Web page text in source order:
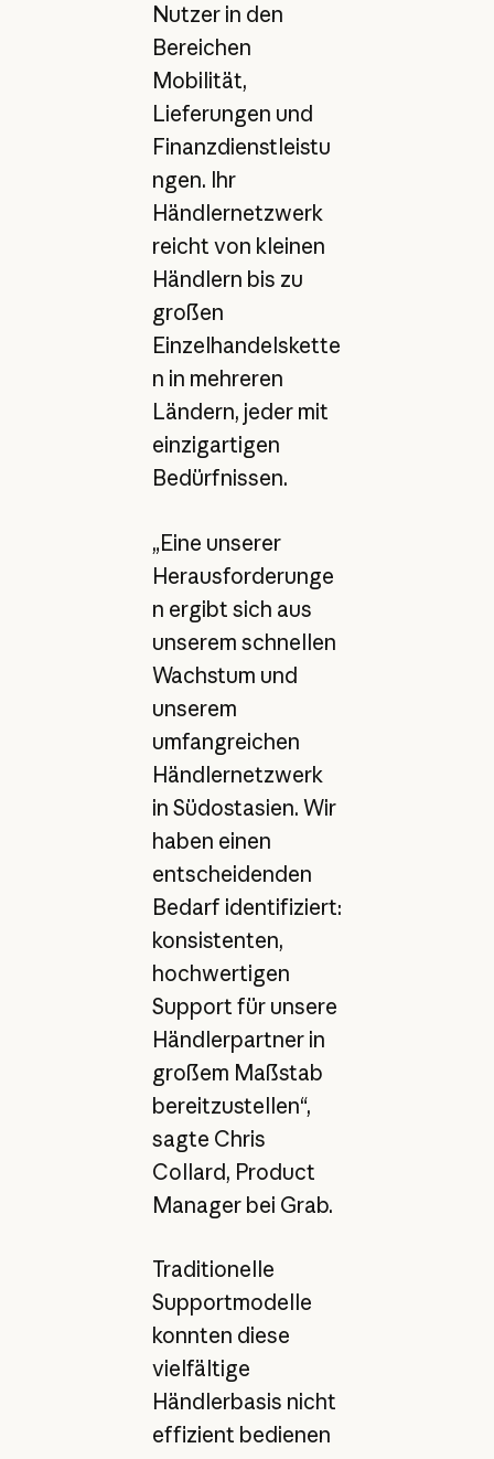
Nutzer in den
Bereichen
Mobilität,
Lieferungen und
Finanzdienstleistu
ngen. Ihr
Händlernetzwerk
reicht von kleinen
Händlern bis zu
großen
Einzelhandelskette
n in mehreren
Ländern, jeder mit
einzigartigen
Bedürfnissen.
„Eine unserer
Herausforderunge
n ergibt sich aus
unserem schnellen
Wachstum und
unserem
umfangreichen
Händlernetzwerk
in Südostasien. Wir
haben einen
entscheidenden
Bedarf identifiziert:
konsistenten,
hochwertigen
Support für unsere
Händlerpartner in
großem Maßstab
bereitzustellen“,
sagte Chris
Collard, Product
Manager bei Grab.
Traditionelle
Supportmodelle
konnten diese
vielfältige
Händlerbasis nicht
effizient bedienen